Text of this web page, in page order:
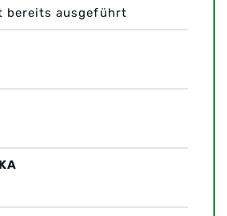
bereits ausgeführt